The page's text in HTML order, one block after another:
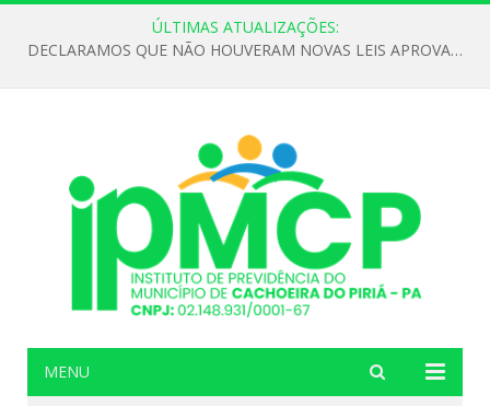
ÚLTIMAS ATUALIZAÇÕES:
DECLARAMOS QUE NÃO HOUVERAM NOVAS LEIS APROVADAS ATÉ O MOMENTO PARA O INSTITUTO DE PREVIDÊNCIA NO ANO DE 2026
MENU